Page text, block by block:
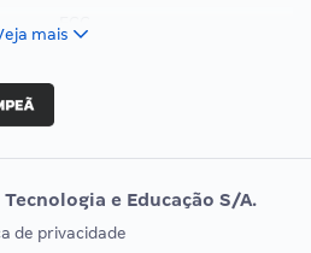
Vunesp
EXAME DE ORDEM
mais
e Educação S/A.
de privacidade